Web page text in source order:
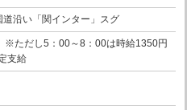
道沿い「関インター」スグ
ただし5：00～8：00は時給1350円
支給